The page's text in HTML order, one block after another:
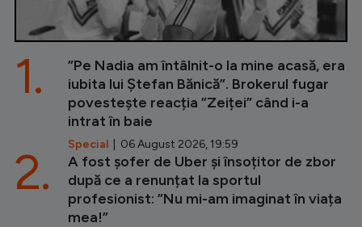
”Pe Nadia am întâlnit-o la mine acasă, era
iubita lui Ștefan Bănică”. Brokerul fugar
povestește reacția ”Zeiței” când i-a
intrat în baie
Special | 06 August 2026, 19:59
1.
A fost șofer de Uber și însoțitor de zbor
după ce a renunțat la sportul
profesionist: ”Nu mi-am imaginat în viața
mea!”
2.